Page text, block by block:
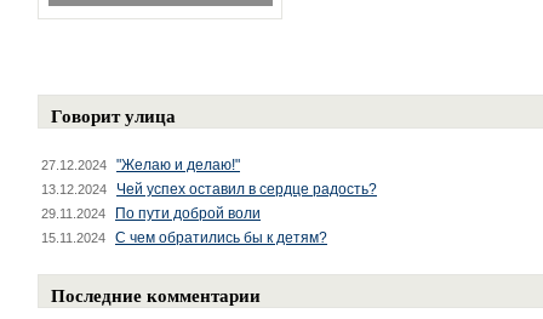
Говорит улица
27.12.2024 "Желаю и делаю!"
13.12.2024 Чей успех оставил в сердце радость?
29.11.2024 По пути доброй воли
15.11.2024 С чем обратились бы к детям?
Последние комментарии